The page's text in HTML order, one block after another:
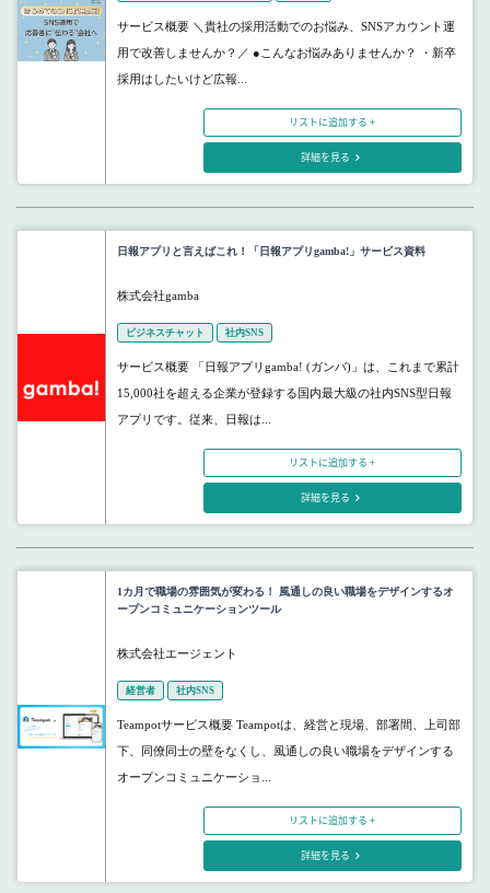
サービス概要 ＼貴社の採用活動でのお悩み、SNSアカウント運
用で改善しませんか？／ ●こんなお悩みありませんか？ ・新卒
採用はしたいけど広報...
リストに追加する +
詳細を見る
日報アプリと言えばこれ！「日報アプリgamba!」サービス資料
株式会社gamba
ビジネスチャット 社内SNS
サービス概要 「日報アプリgamba! (ガンバ)」は、これまで累計
15,000社を超える企業が登録する国内最大級の社内SNS型日報
アプリです。従来、日報は...
リストに追加する +
詳細を見る
1カ月で職場の雰囲気が変わる！ 風通しの良い職場をデザインするオ
ープンコミュニケーションツール
株式会社エージェント
経営者 社内SNS
Teampotサービス概要 Teampotは、経営と現場、部署間、上司部
下、同僚同士の壁をなくし、風通しの良い職場をデザインする
オープンコミュニケーショ...
リストに追加する +
詳細を見る